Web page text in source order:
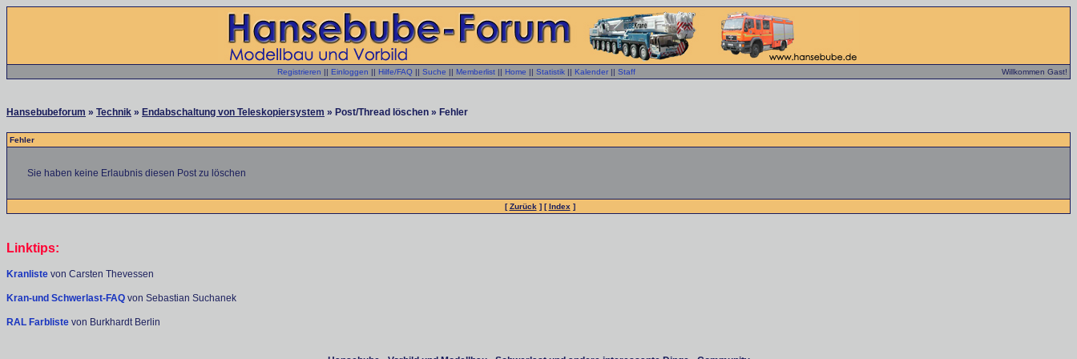
Registrieren || Einloggen || Hilfe/FAQ || Suche || Memberlist || Home || Statistik || Kalender || Staff Willkommen Gast!
Hansebubeforum » Technik » Endabschaltung von Teleskopiersystem » Post/Thread löschen » Fehler
Fehler
Sie haben keine Erlaubnis diesen Post zu löschen
[Zurück ] [Index ]
Linktips:
Kranliste von Carsten Thevessen
Kran-und Schwerlast-FAQ von Sebastian Suchanek
RAL Farbliste von Burkhardt Berlin